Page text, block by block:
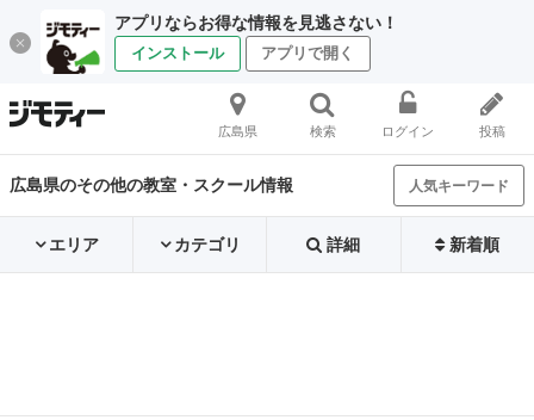
アプリならお得な情報を見逃さない！
インストール アプリで開く
広島県 検索 ログイン 投稿
広島県のその他の教室・スクール情報 人気キーワード
エリア カテゴリ 詳細 新着順